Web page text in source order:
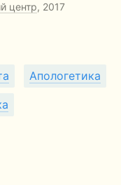
центр, 2017
Апологетика